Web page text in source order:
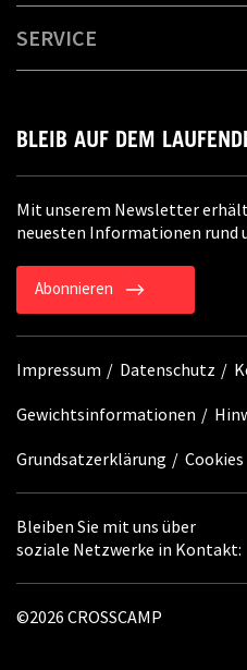
SERVICE
BLEIB AUF DEM
Mit unserem Newsletter
neuesten Informationen rund
Abonnieren
Impressum Datenschutz
Gewichtsinformationen
Grundsatzerklärung Cookies
Bleiben Sie mit uns über
soziale Netzwerke in Kontakt:
©2026 CROSSCAMP